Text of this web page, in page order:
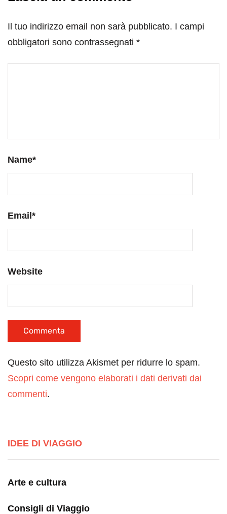
Il tuo indirizzo email non sarà pubblicato. I campi
obbligatori sono contrassegnati *
Name*
Email*
Website
Questo sito utilizza Akismet per ridurre lo spam.
Scopri come vengono elaborati i dati derivati dai
commenti.
IDEE DI VIAGGIO
Arte e cultura
Consigli di Viaggio